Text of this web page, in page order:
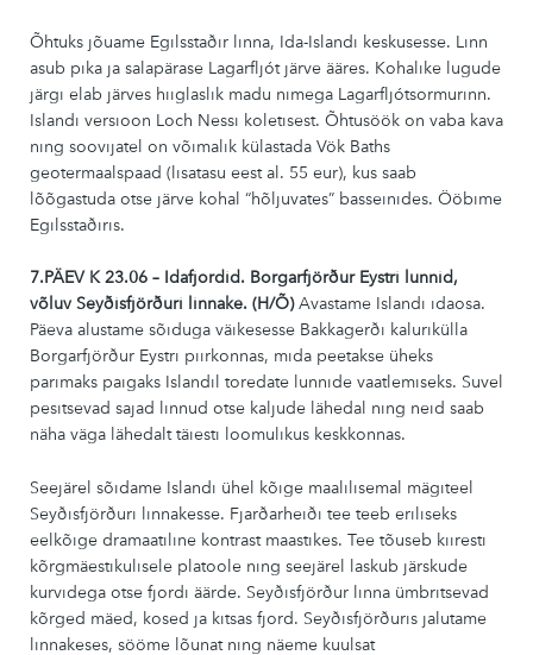
Õhtuks jõuame Egilsstaðir linna, Ida-Islandi keskusesse. Linn
asub pika ja salapärase Lagarfljót järve ääres. Kohalike lugude
järgi elab järves hiiglaslik madu nimega Lagarfljótsormurinn.
Islandi versioon Loch Nessi koletisest. Õhtusöök on vaba kava
ning soovijatel on võimalik külastada Vök Baths
geotermaalspaad (lisatasu eest al. 55 eur), kus saab
lõõgastuda otse järve kohal “hõljuvates” basseinides. Ööbime
Egilsstaðiris.
7.PÄEV K 23.06 – Idafjordid. Borgarfjörður Eystri lunnid,
võluv Seyðisfjörðuri linnake. (H/Õ)Avastame Islandi idaosa.
Päeva alustame sõiduga väikesesse Bakkagerði kalurikülla
Borgarfjörður Eystri piirkonnas, mida peetakse üheks
parimaks paigaks Islandil toredate lunnide vaatlemiseks. Suvel
pesitsevad sajad linnud otse kaljude lähedal ning neid saab
näha väga lähedalt täiesti loomulikus keskkonnas.
Seejärel sõidame Islandi ühel kõige maalilisemal mägiteel
Seyðisfjörðuri linnakesse. Fjarðarheiði tee teeb eriliseks
eelkõige dramaatiline kontrast maastikes. Tee tõuseb kiiresti
kõrgmäestikulisele platoole ning seejärel laskub järskude
kurvidega otse fjordi äärde. Seyðisfjörður linna ümbritsevad
kõrged mäed, kosed ja kitsas fjord. Seyðisfjörðuris jalutame
linnakeses, sööme lõunat ning näeme kuulsat